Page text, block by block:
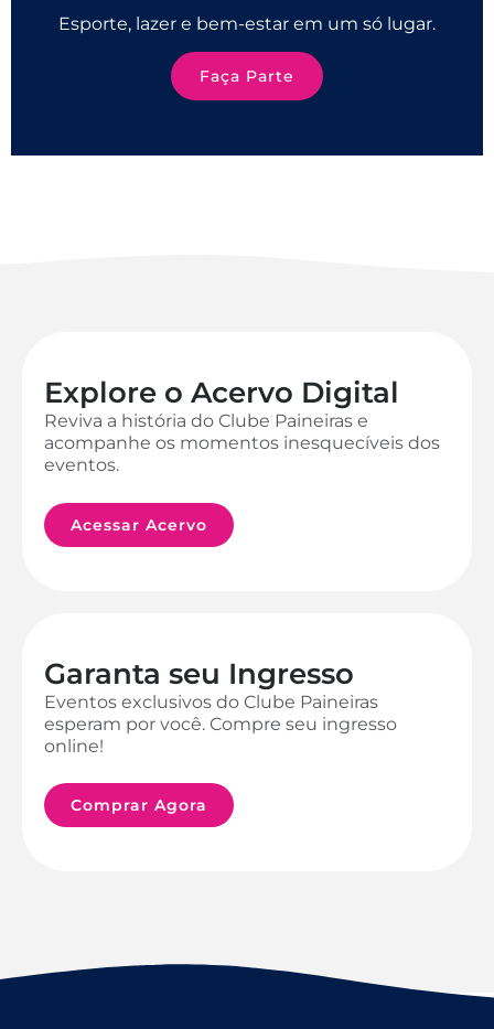
Esporte, lazer e bem-estar em um só lugar.
Faça Parte
Explore o Acervo Digital
Reviva a história do Clube Paineiras e
acompanhe os momentos inesquecíveis dos
eventos.
Acessar Acervo
Garanta seu Ingresso
Eventos exclusivos do Clube Paineiras
esperam por você. Compre seu ingresso
online!
Comprar Agora